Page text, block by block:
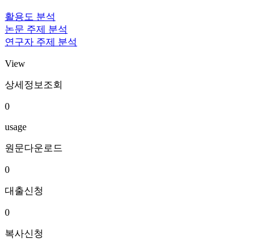
활용도 분석
논문 주제 분석
연구자 주제 분석
View
상세정보조회
0
usage
원문다운로드
0
대출신청
0
복사신청